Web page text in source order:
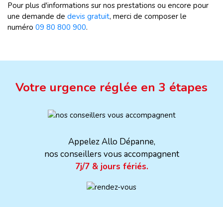
Pour plus d'informations sur nos prestations ou encore pour
une demande de devis gratuit, merci de composer le
numéro 09 80 800 900.
Votre urgence réglée en 3 étapes
Appelez Allo Dépanne,
nos conseillers vous accompagnent
7j/7 & jours fériés.